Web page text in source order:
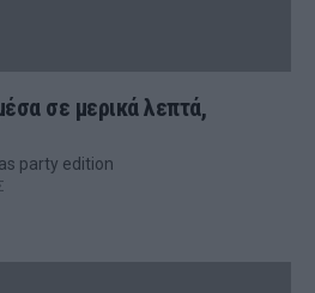
σε μερικά λεπτά,
party edition